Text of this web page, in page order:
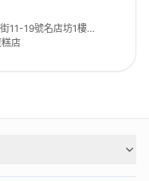
11-19號名店坊1樓
店